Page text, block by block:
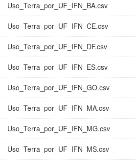
Uso_Terra_por_UF_IFN_BA.csv
Uso_Terra_por_UF_IFN_CE.csv
Uso_Terra_por_UF_IFN_DF.csv
Uso_Terra_por_UF_IFN_ES.csv
Uso_Terra_por_UF_IFN_GO.csv
Uso_Terra_por_UF_IFN_MA.csv
Uso_Terra_por_UF_IFN_MG.csv
Uso_Terra_por_UF_IFN_MS.csv